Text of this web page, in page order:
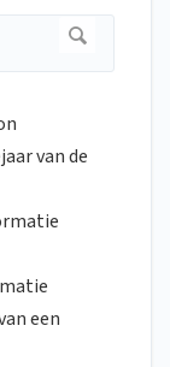
van de
een